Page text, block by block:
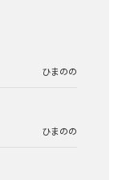
ひまのの
ひまのの